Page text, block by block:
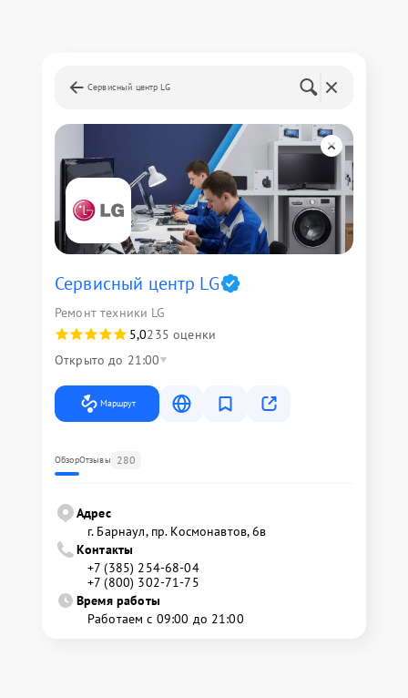
Сервисный центр LG
Сервисный центр LG
Ремонт техники LG
5,0235 оценки
Открыто до 21:00
Маршрут
ОбзорОтзывы 280
Адрес
г. Барнаул, ​пр. Космонавтов, 6в
Контакты
+7 (385) 254-68-04
+7 (800) 302-71-75
Время работы
Работаем с 09:00 до 21:00